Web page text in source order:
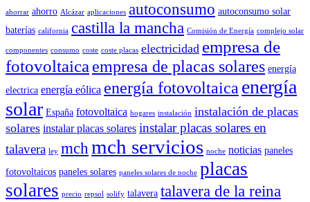
ahorrar ahorro Alcázar aplicaciones autoconsumo autoconsumo solar
baterías california castilla la mancha Comisión de Energía complejo solar
componentes consumo coste coste placas electricidad empresa de
fotovoltaica empresa de placas solares energía
electrica energía eólica energía fotovoltaica energía
solar España fotovoltaica hogares instalación instalación de placas
solares instalar placas solares instalar placas solares en
talavera ley mch mch servicios noche noticias paneles
fotovoltaicos paneles solares paneles solares de noche placas
solares precio repsol solify talavera talavera de la reina